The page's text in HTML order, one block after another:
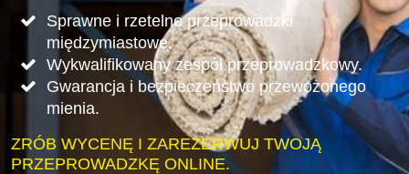
Sprawne i rzetelne przeprowadzki
międzymiastowe.
Wykwalifikowany zespół przeprowadzkowy.
Gwarancja i bezpieczeństwo przewożonego
mienia.
ZRÓB WYCENĘ I ZAREZERWUJ TWOJĄ
PRZEPROWADZKĘ ONLINE.